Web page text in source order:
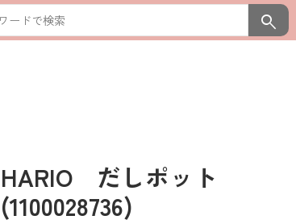
search
HARIO だしポット
(1100028736)